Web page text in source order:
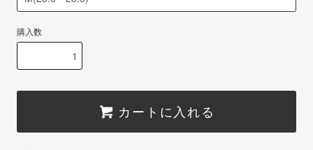
購入数
カートに入れる